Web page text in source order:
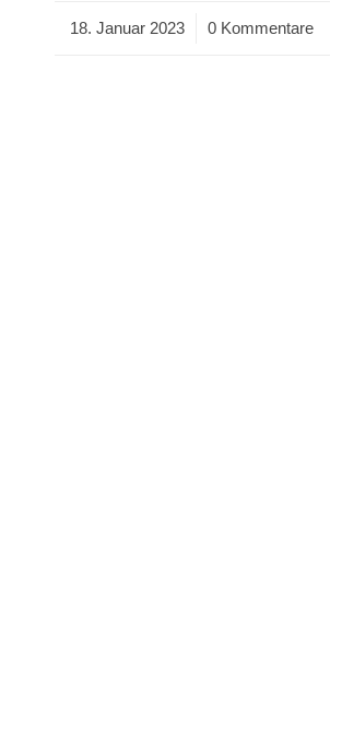
18. Januar 2023
/ 0 Kommentare